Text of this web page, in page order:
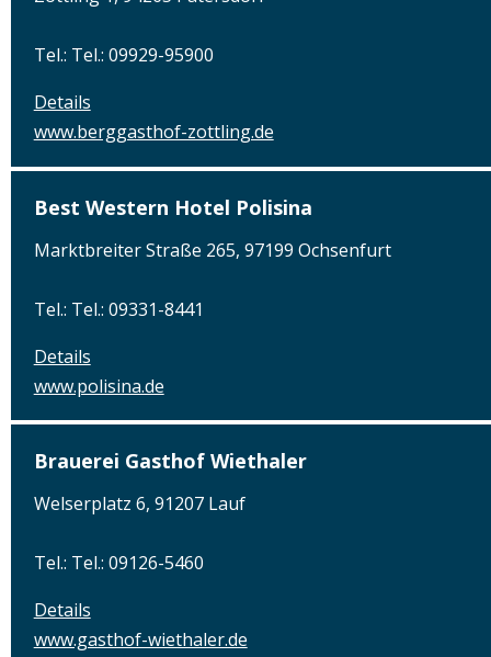
Tel.: Tel.: 09929-95900
Details
www.berggasthof-zottling.de
Best Western Hotel Polisina
Marktbreiter Straße 265, 97199 Ochsenfurt
Tel.: Tel.: 09331-8441
Details
www.polisina.de
Brauerei Gasthof Wiethaler
Welserplatz 6, 91207 Lauf
Tel.: Tel.: 09126-5460
Details
www.gasthof-wiethaler.de